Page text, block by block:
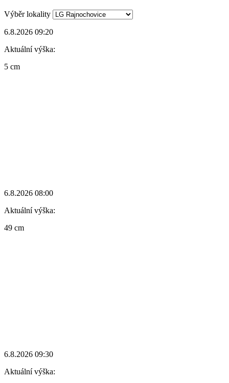
Výběr lokality
6.8.2026 09:20
Aktuální výška:
5 cm
6.8.2026 08:00
Aktuální výška:
49 cm
6.8.2026 09:30
Aktuální výška: